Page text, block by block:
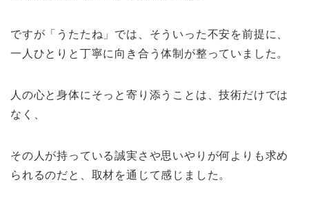
ですが「うたたね」では、そういった不安を前提に、
一人ひとりと丁寧に向き合う体制が整っていました。
人の心と身体にそっと寄り添うことは、技術だけでは
なく、
その人が持っている誠実さや思いやりが何よりも求め
られるのだと、取材を通じて感じました。